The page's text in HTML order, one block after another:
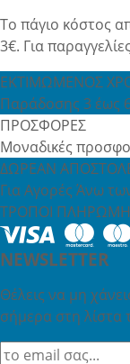
Το πάγιο κόστος
3€. Για
ΕΚΤΙΜΩΜΕΝΟΣ
Παράδοσης 3 έως
ΠΡΟΣΦΟΡΕΣ
Μοναδικές
ΔΩΡΕΑΝ
Για Αγορές Άνω
ΤΡΟΠΟΙ
NEWSLETTER
Θέλεις να μη
σήμερα στη